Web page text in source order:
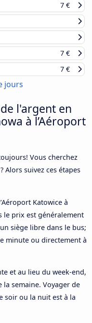
7 €
7 €
7 €
jours
l'argent en
à l’Aéroport
Vous cherchez
Alors suivez ces étapes
Katowice à
le prix est généralement
siège libre dans le bus;
minute ou directement à
et au lieu du week-end,
semaine. Voyager de
soir ou la nuit est à la